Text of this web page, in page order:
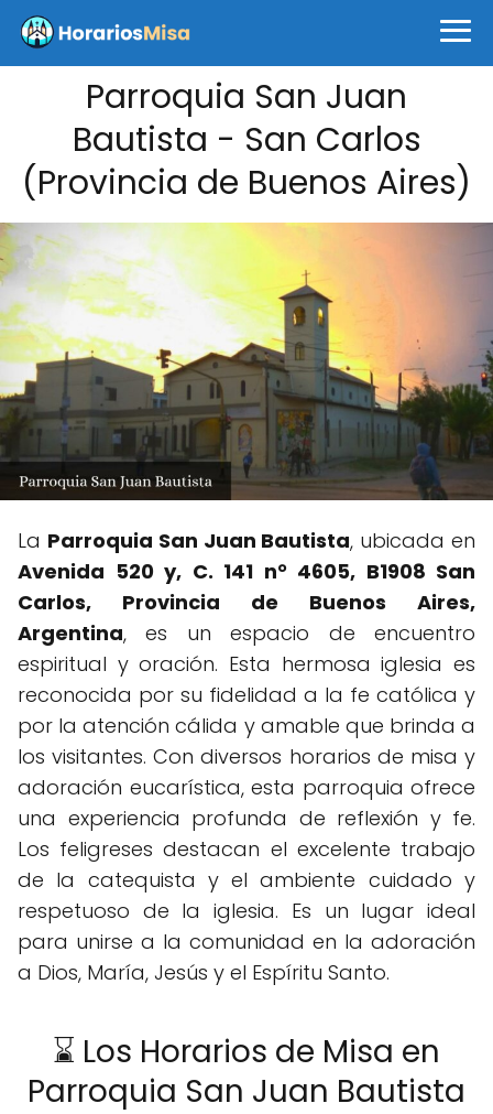
Parroquia San Juan
Bautista - San Carlos
(Provincia de Buenos Aires)
La Parroquia San Juan Bautista, ubicada en
Avenida 520 y, C. 141 n° 4605, B1908 San
Carlos, Provincia de Buenos Aires,
Argentina, es un espacio de encuentro
espiritual y oración. Esta hermosa iglesia es
reconocida por su fidelidad a la fe católica y
por la atención cálida y amable que brinda a
los visitantes. Con diversos horarios de misa y
adoración eucarística, esta parroquia ofrece
una experiencia profunda de reflexión y fe.
Los feligreses destacan el excelente trabajo
de la catequista y el ambiente cuidado y
respetuoso de la iglesia. Es un lugar ideal
para unirse a la comunidad en la adoración
a Dios, María, Jesús y el Espíritu Santo.
⌛ Los Horarios de Misa en
Parroquia San Juan Bautista